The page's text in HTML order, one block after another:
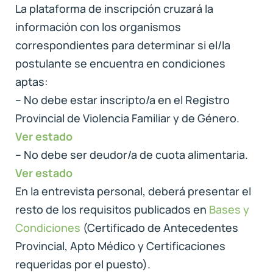
La plataforma de inscripción cruzará la
información con los organismos
correspondientes para determinar si el/la
postulante se encuentra en condiciones
aptas:
– No debe estar inscripto/a en el Registro
Provincial de Violencia Familiar y de Género.
Ver estado
– No debe ser deudor/a de cuota alimentaria.
Ver estado
En la entrevista personal, deberá presentar el
resto de los requisitos publicados en Bases y
Condiciones (Certificado de Antecedentes
Provincial, Apto Médico y Certificaciones
requeridas por el puesto).